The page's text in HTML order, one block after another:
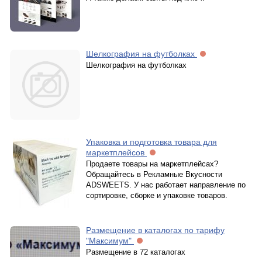
Шелкография на футболках
Шелкография на футболках
Упаковка и подготовка товара для
маркетплейсов
Продаете товары на маркетплейсах?
Обращайтесь в Рекламные Вкусности
ADSWEETS. У нас работает направление по
сортировке, сборке и упаковке товаров.
Размещение в каталогах по тарифу
"Максимум"
Размещение в 72 каталогах